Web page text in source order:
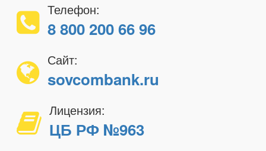
Телефон:
8 800 200 66 96
Сайт:
sovcombank.ru
Лицензия:
ЦБ РФ №963